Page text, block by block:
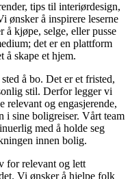
tips til interiørdesign,
ønsker å inspirere leserne
å kjøpe, selge, eller pusse
det er en plattform
å skape et hjem.
å bo. Det er et fristed,
stil. Derfor legger vi
relevant og engasjerende,
i sine boligreiser. Vårt team
med å holde seg
innen bolig.
for relevant og lett
Vi ønsker å hjelpe folk